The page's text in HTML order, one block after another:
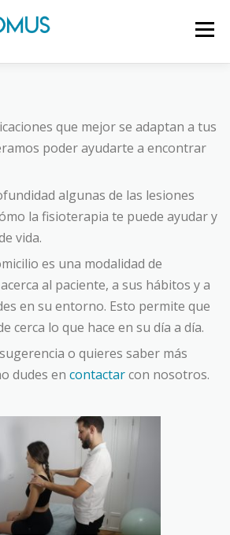
Menú
TARIFAS BLOG CONTACTO
que mejor se adaptan a tus
poder ayudarte a encontrar
algunas de las lesiones
la fisioterapia te puede ayudar y
vida.
es una modalidad de
al paciente, a sus hábitos y a
en su entorno. Esto permite que
cerca lo que hace en su día a día.
o quieres saber más
dudes en contactarcon nosotros.